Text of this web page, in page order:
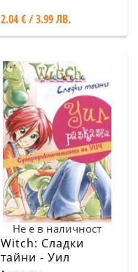
2.04 € / 3.99 ЛВ.
Не е в наличност
Witch: Сладки
тайни - Уил